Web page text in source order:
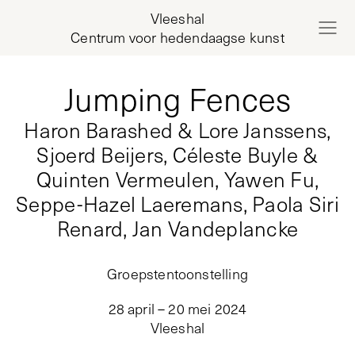
Vleeshal
Centrum voor hedendaagse kunst
Jumping Fences
Haron Barashed & Lore Janssens,
Sjoerd Beijers, Céleste Buyle &
Quinten Vermeulen, Yawen Fu,
Seppe-Hazel Laeremans, Paola Siri
Renard, Jan Vandeplancke
Groepstentoonstelling
28 april – 20 mei 2024
Vleeshal